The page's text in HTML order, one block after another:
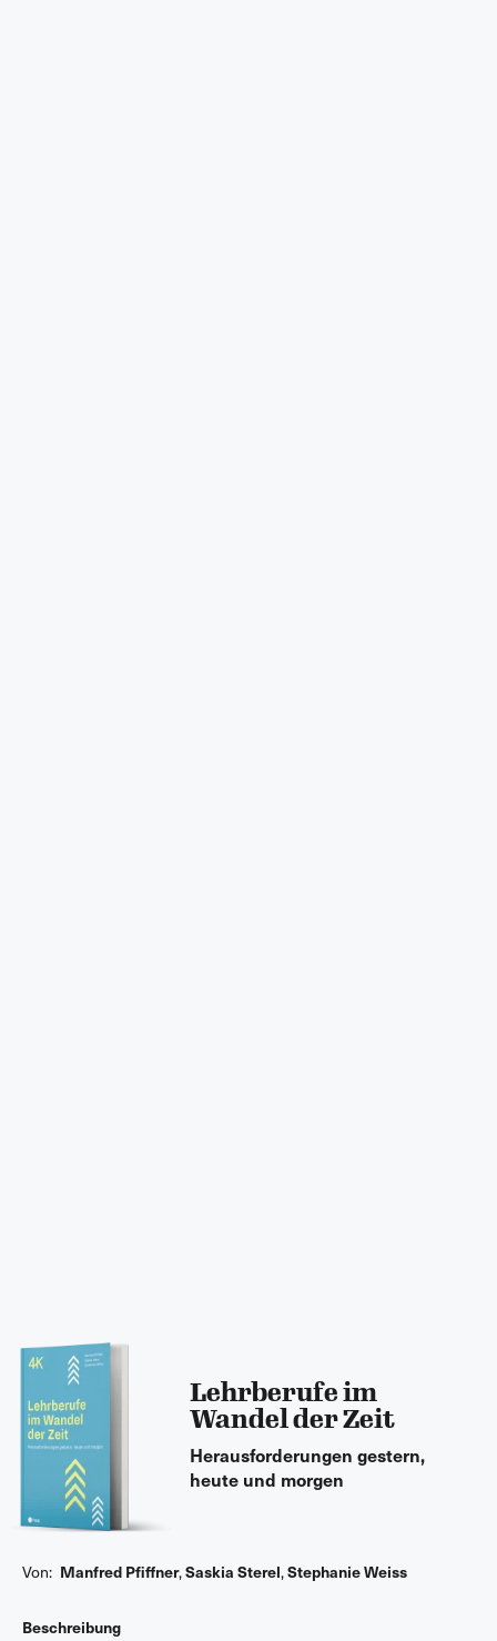
Lehrberufe im
Wandel der Zeit
Herausforderungen gestern,
heute und morgen
Von: Manfred Pfiffner,Saskia Sterel,Stephanie Weiss
Beschreibung